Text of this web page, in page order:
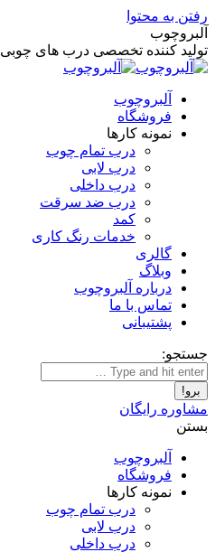
رفتن به محتوا
آلبروچوب
تولید کننده تخصصی درب های چوبی
آلبروچوب
فروشگاه
نمونه کارها
درب تمام چوب
درب لابی
درب داخلی
درب ضد سرقت
کمد
خدمات رنگ کاری
گالری
وبلاگ
درباره آلبروچوب
تماس با ما
پشتیبانی
جستجو:
مشاوره رایگان
بستن
آلبروچوب
فروشگاه
نمونه کارها
درب تمام چوب
درب لابی
درب داخلی